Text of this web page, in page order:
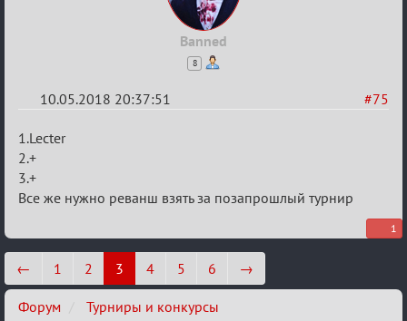
Banned
8
#75
10.05.2018 20:37:51
Re:
IX
Кубок
Вендетты
1.Lecter
2.+
3.+
Все же нужно реванш взять за позапрошлый турнир
1
← 1 2 3 4 5 6 →
Форум
Турниры и конкурсы